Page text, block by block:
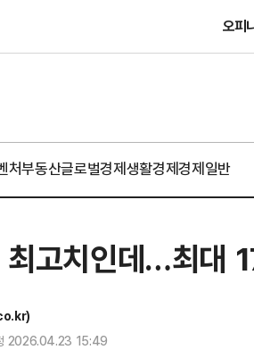
오피
처부동산글로벌경제생활경제경제일반
고치인데…최대
2026.04.23 15:49